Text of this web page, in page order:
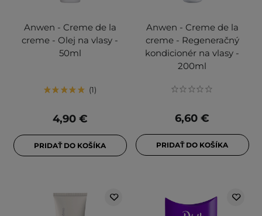
Anwen - Creme de la
creme - Olej na vlasy -
50ml
1
4,90 €
PRIDAŤ DO KOŠÍKA
Anwen - Creme de la
creme - Regeneračný
kondicionér na vlasy -
200ml
6,60 €
PRIDAŤ DO KOŠÍKA